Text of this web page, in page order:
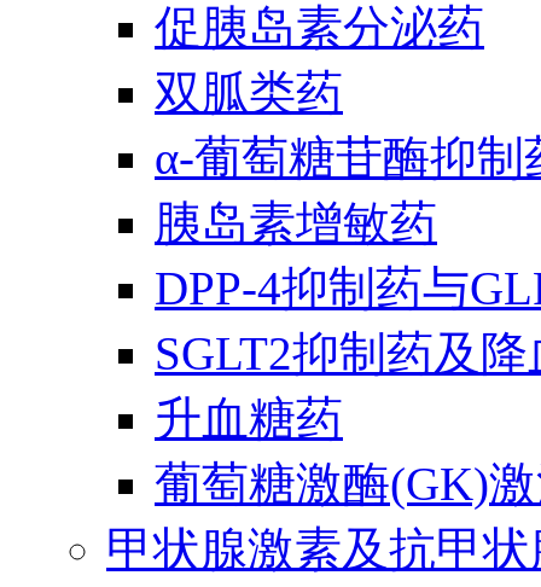
促胰岛素分泌药
双胍类药
α-葡萄糖苷酶抑制
胰岛素增敏药
DPP-4抑制药与
SGLT2抑制药及
升血糖药
葡萄糖激酶(GK)
甲状腺激素及抗甲